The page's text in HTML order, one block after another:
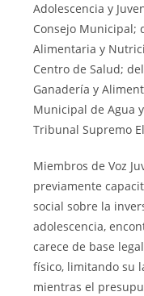
Adolescencia y
Consejo Municipal;
Alimentaria y
Centro de Salud;
Ganadería y
Municipal de Agua
Tribunal Supremo
Miembros de Voz
previamente
social sobre la
adolescencia,
carece de base
físico, limitando su
mientras el